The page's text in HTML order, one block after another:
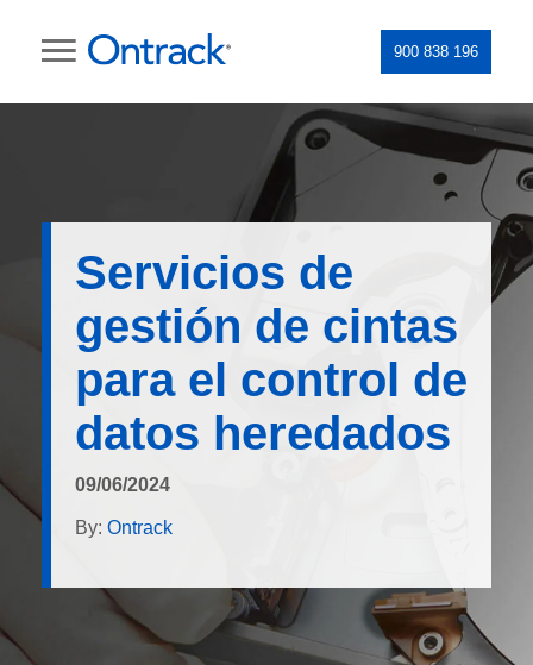
900 838 196
Servicios de
gestión de cintas
para el control de
datos heredados
09/06/2024
By: Ontrack